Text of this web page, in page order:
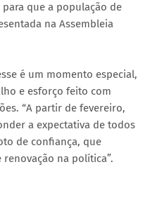
que a população de
na Assembleia
é um momento especial,
e esforço feito com
“A partir de fevereiro,
a expectativa de todos
de confiança, que
na política”.